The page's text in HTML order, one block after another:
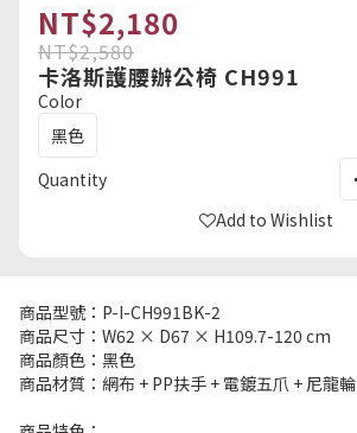
NT$2,180
NT$2,580
卡洛斯護腰辦公椅 CH991
Color
黑色
Quantity
Add to Wishlist
商品型號：P-I-CH991BK-2
商品尺寸：W62 × D67 × H109.7-120 cm
商品顏色：黑色
商品材質：網布 + PP扶手 + 電鍍五爪 + 尼龍輪